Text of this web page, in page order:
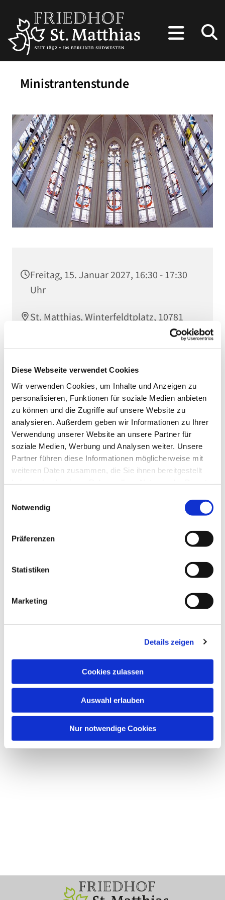
Diese Webseite verwendet Cookies
Wir verwenden Cookies, um Inhalte und Anzeigen zu
personalisieren, Funktionen für soziale Medien anbieten
zu können und die Zugriffe auf unsere Website zu
analysieren. Außerdem geben wir Informationen zu Ihrer
Verwendung unserer Website an unsere Partner für
soziale Medien, Werbung und Analysen weiter. Unsere
Partner führen diese Informationen möglicherweise mit
weiteren Daten zusammen, die Sie ihnen bereitgestellt
Notwendig
Präferenzen
Statistiken
Marketing
Details zeigen
Cookies zulassen
Auswahl erlauben
Nur notwendige Cookies
Ministrantenstunde
Freitag, 15. Januar 2027, 16:30 - 17:30
Uhr
St. Matthias, Winterfeldtplatz, 10781